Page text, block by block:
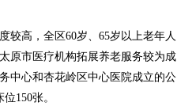
高，全区60岁、65岁以上老年人
原市医疗机构拓展养老服务较为成
中心和杏花岭区中心医院成立的公
150张。